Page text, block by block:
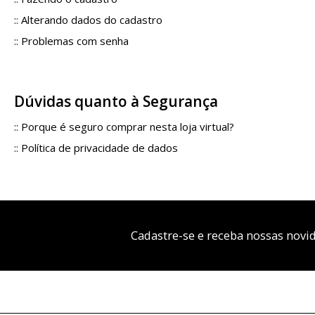
:: Alterando dados do cadastro
:: Problemas com senha
Dúvidas quanto à Segurança
:: Porque é seguro comprar nesta loja virtual?
:: Política de privacidade de dados
Cadastre-se e receba nossas